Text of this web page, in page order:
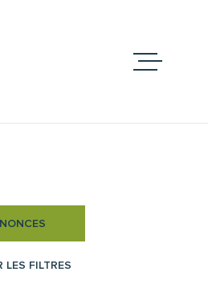
LES FILTRES